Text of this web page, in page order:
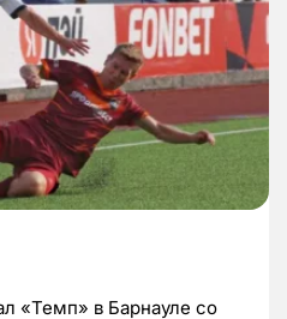
«Темп» в Барнауле со